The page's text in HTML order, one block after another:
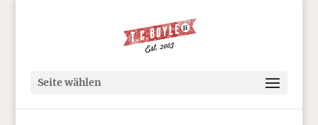
Seite wählen